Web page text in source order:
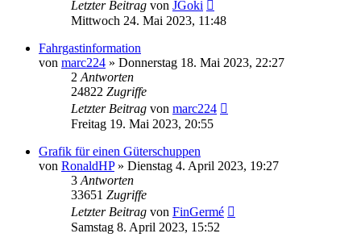
Letzter Beitrag von JGoki
Mittwoch 24. Mai 2023, 11:48
Fahrgastinformation
von marc224 » Donnerstag 18. Mai 2023, 22:27
2 Antworten
24822 Zugriffe
Letzter Beitrag von marc224
Freitag 19. Mai 2023, 20:55
Grafik für einen Güterschuppen
von RonaldHP» Dienstag 4. April 2023, 19:27
3 Antworten
33651 Zugriffe
Letzter Beitrag von FinGermé
Samstag 8. April 2023, 15:52